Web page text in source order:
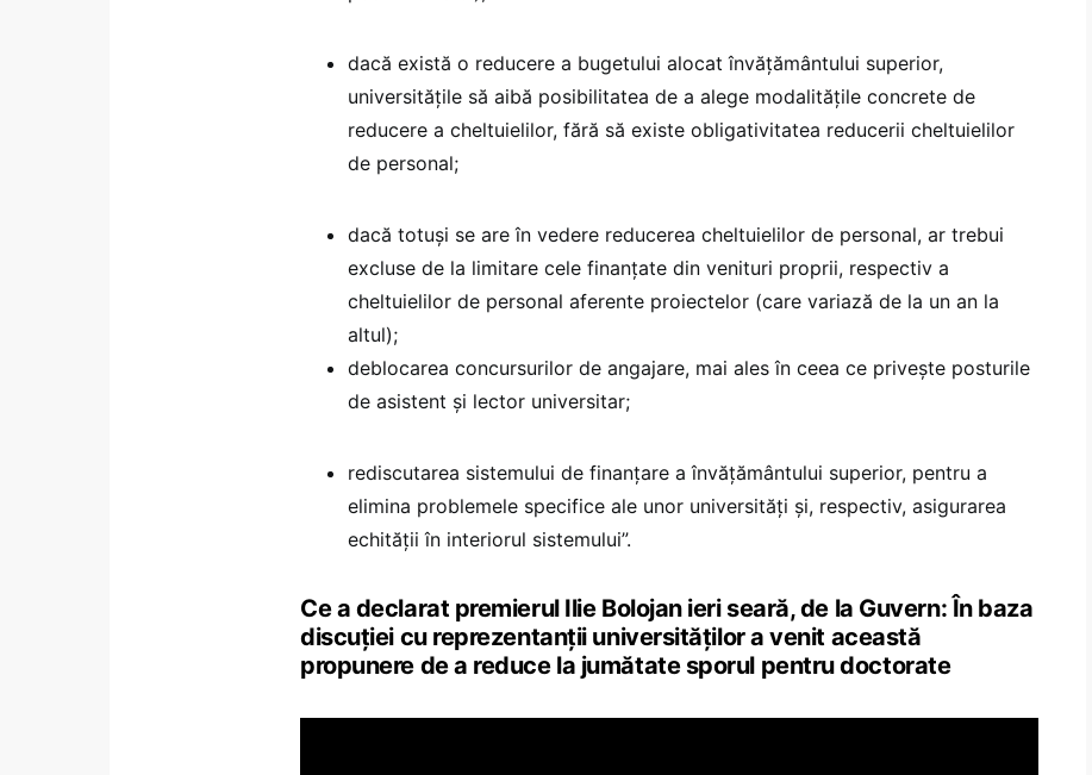
dacă există o reducere a bugetului alocat învățământului superior,
universitățile să aibă posibilitatea de a alege modalitățile concrete de
reducere a cheltuielilor, fără să existe obligativitatea reducerii cheltuielilor
de personal;
dacă totuși se are în vedere reducerea cheltuielilor de personal, ar trebui
excluse de la limitare cele finanțate din venituri proprii, respectiv a
cheltuielilor de personal aferente proiectelor (care variază de la un an la
altul);
deblocarea concursurilor de angajare, mai ales în ceea ce privește posturile
de asistent și lector universitar;
⁠rediscutarea sistemului de finanțare a învățământului superior, pentru a
elimina problemele specifice ale unor universități și, respectiv, asigurarea
echității în interiorul sistemului”.
Ce a declarat premierul Ilie Bolojan ieri seară, de la Guvern: În baza
discuției cu reprezentanții universităților a venit această
propunere de a reduce la jumătate sporul pentru doctorate